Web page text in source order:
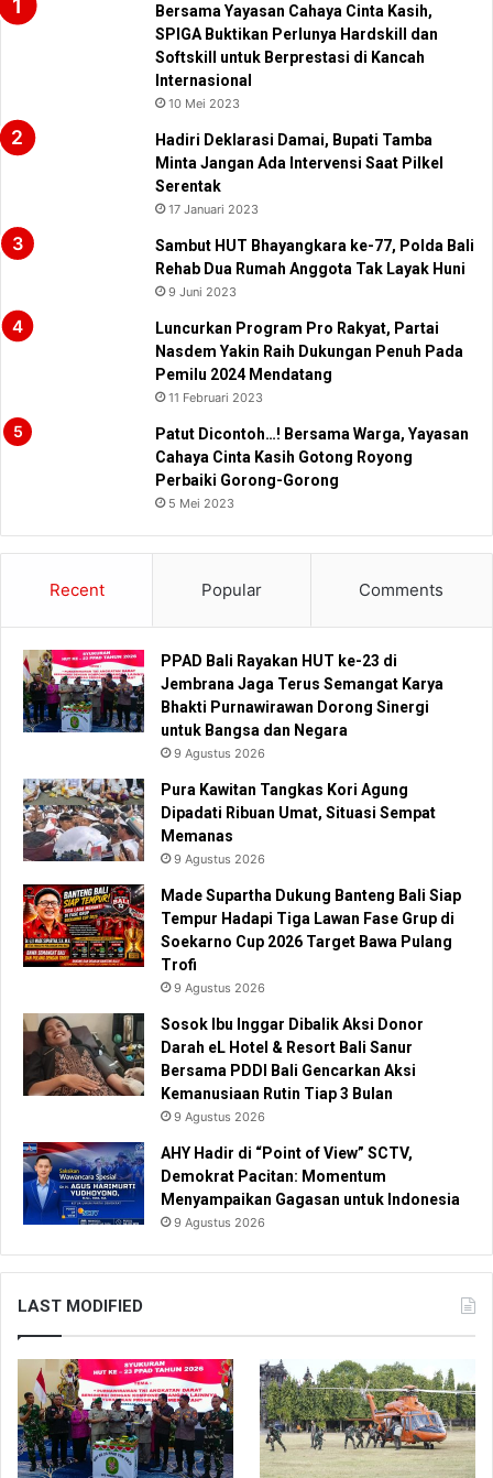
Bersama Yayasan Cahaya Cinta Kasih,
SPIGA Buktikan Perlunya Hardskill dan
Softskill untuk Berprestasi di Kancah
Internasional
10 Mei 2023
Hadiri Deklarasi Damai, Bupati Tamba
Minta Jangan Ada Intervensi Saat Pilkel
Serentak
17 Januari 2023
Sambut HUT Bhayangkara ke-77, Polda Bali
Rehab Dua Rumah Anggota Tak Layak Huni
9 Juni 2023
Luncurkan Program Pro Rakyat, Partai
Nasdem Yakin Raih Dukungan Penuh Pada
Pemilu 2024 Mendatang
11 Februari 2023
Patut Dicontoh…! Bersama Warga, Yayasan
Cahaya Cinta Kasih Gotong Royong
Perbaiki Gorong-Gorong
5 Mei 2023
Recent Popular Comments
PPAD Bali Rayakan HUT ke-23 di
Jembrana Jaga Terus Semangat Karya
Bhakti Purnawirawan Dorong Sinergi
untuk Bangsa dan Negara
9 Agustus 2026
Pura Kawitan Tangkas Kori Agung
Dipadati Ribuan Umat, Situasi Sempat
Memanas
9 Agustus 2026
Made Supartha Dukung Banteng Bali Siap
Tempur Hadapi Tiga Lawan Fase Grup di
Soekarno Cup 2026 Target Bawa Pulang
Trofi
9 Agustus 2026
Sosok Ibu Inggar Dibalik Aksi Donor
Darah eL Hotel & Resort Bali Sanur
Bersama PDDI Bali Gencarkan Aksi
Kemanusiaan Rutin Tiap 3 Bulan
9 Agustus 2026
AHY Hadir di “Point of View” SCTV,
Demokrat Pacitan: Momentum
Menyampaikan Gagasan untuk Indonesia
9 Agustus 2026
LAST MODIFIED